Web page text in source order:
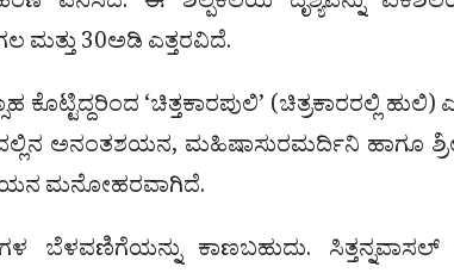
30ಅಡಿ ಎತ್ತರವಿದೆ.
‘ಚಿತ್ತಕಾರಪುಲಿ’ (ಚಿತ್ರಕಾರರಲ್ಲಿ ಹುಲಿ)
ಅನಂತಶಯನ, ಮಹಿಷಾಸುರಮರ್ದಿನಿ ಹಾಗೂ
ನಯನ ಮನೋಹರವಾಗಿದೆ.
ಬೆಳವಣಿಗೆಯನ್ನು ಕಾಣಬಹುದು. ಸಿತ್ತನ್ನವಾಸಲ್